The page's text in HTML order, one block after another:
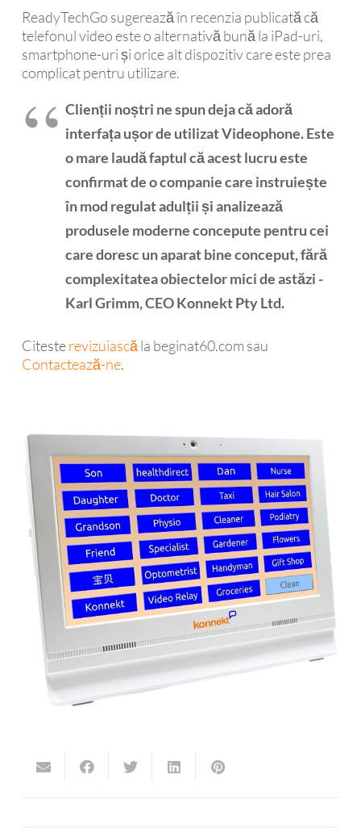
ReadyTechGo sugerează în recenzia publicată că
telefonul video este o alternativă bună la iPad-uri,
smartphone-uri și orice alt dispozitiv care este prea
complicat pentru utilizare.
Clienții noștri ne spun deja că adoră
interfața ușor de utilizat Videophone. Este
o mare laudă faptul că acest lucru este
confirmat de o companie care instruiește
în mod regulat adulții și analizează
produsele moderne concepute pentru cei
care doresc un aparat bine conceput, fără
complexitatea obiectelor mici de astăzi -
Karl Grimm, CEO Konnekt Pty Ltd.
Citesterevizuiascăla beginat60.com sau
Contactează-ne.